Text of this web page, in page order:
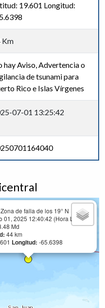
19.601 Longitud:
Km
hay Aviso, Advertencia o
de tsunami para
Rico e Islas Vírgenes
07-01 13:25:42
Zona de falla de los 19° N
01, 2025 12:40:42 (Hora Local)
Md
44 km
Longitud: -65.6398